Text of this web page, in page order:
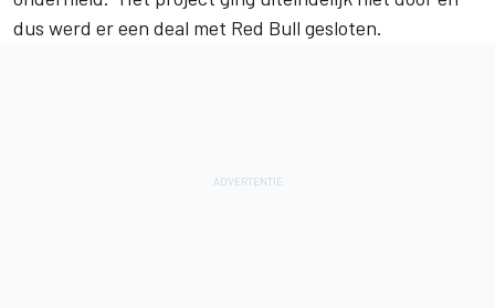
dus werd er een deal met Red Bull gesloten.